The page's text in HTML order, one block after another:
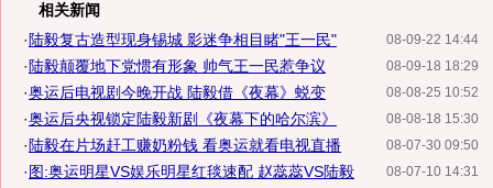
相关新闻
08-09-22 14:44
· 陆毅复古造型现身锡城 影迷争相目睹"王一民"
08-09-18 18:29
· 陆毅颠覆地下党惯有形象 帅气王一民惹争议
08-08-25 10:52
·奥运后电视剧今晚开战 陆毅借《夜幕》蜕变
08-08-18 15:30
·奥运后央视锁定陆毅新剧《夜幕下的哈尔滨》
08-07-30 09:50
· 陆毅在片场赶工赚奶粉钱 看奥运就看电视直播
08-07-10 14:31
·图:奥运明星VS娱乐明星红毯速配 赵蕊蕊VS陆毅